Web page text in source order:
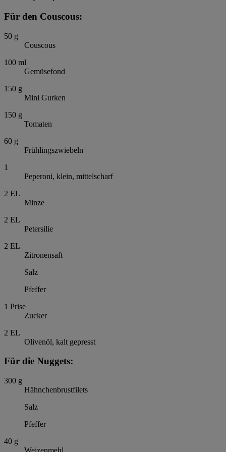
Für den Couscous:
50 g
Couscous
100 ml
Gemüsefond
150 g
Mini Gurken
150 g
Tomaten
60 g
Frühlingszwiebeln
1
Peperoni, klein, mittelscharf
2 EL
Minze
2 EL
Petersilie
2 EL
Zitronensaft
Salz
Pfeffer
1 Prise
Zucker
2 EL
Olivenöl, kalt gepresst
Für die Nuggets:
300 g
Hähnchenbrustfilets
Salz
Pfeffer
40 g
Weizenmehl